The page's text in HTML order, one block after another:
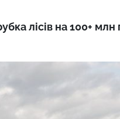
лісів на 100+ млн